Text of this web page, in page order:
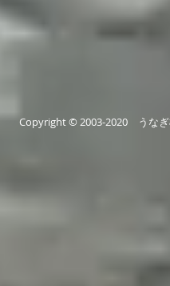
Copyright © 2003-2020 うな